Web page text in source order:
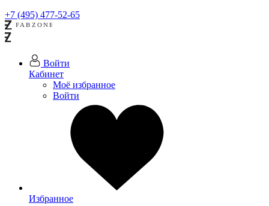
+7 (495) 477-52-65
Войти
Кабинет
Моё избранное
Войти
Избранное